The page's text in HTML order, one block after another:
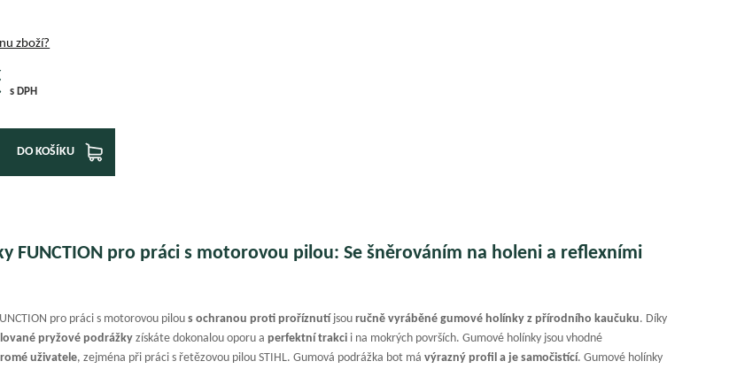
zboží?
s DPH
DO KOŠÍKU
FUNCTION pro práci s motorovou pilou: Se šněrováním na holeni a reflexními
pro práci s motorovou pilous ochranou proti proříznutí jsouručně vyráběné gumové holínky z přírodního kaučuku. Díky
pryžové podrážky získáte dokonalou oporu aperfektní trakci i na mokrých površích. Gumové holínky jsou vhodné
uživatele, zejména při práci s řetězovou pilou STIHL. Gumová podrážka bot mávýrazný profil a je samočistící. Gumové holínky